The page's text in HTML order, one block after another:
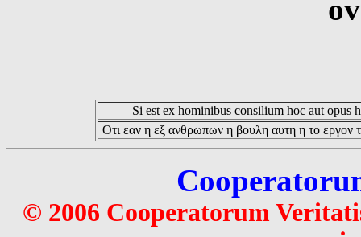
Si est ex hominibus consilium hoc aut opus
Οτι εαν η εξ ανθρωπων η βουλη αυτη η το εργον
© 2006 Cooperatorum